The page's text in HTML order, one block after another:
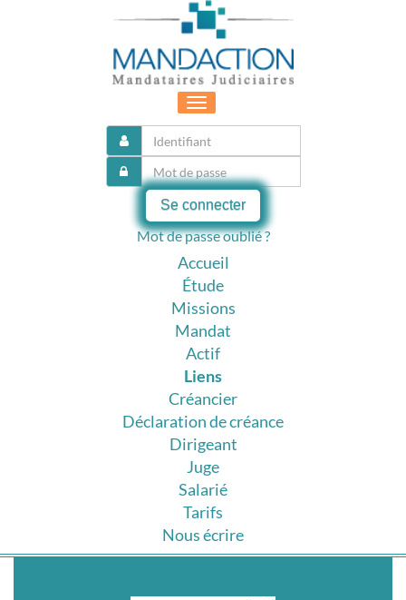
Toggle
navigation
Se connecter
Mot de passe oublié ?
Accueil
Étude
Missions
Mandat
Actif
Liens
Créancier
Déclaration de créance
Dirigeant
Juge
Salarié
Tarifs
Nous écrire